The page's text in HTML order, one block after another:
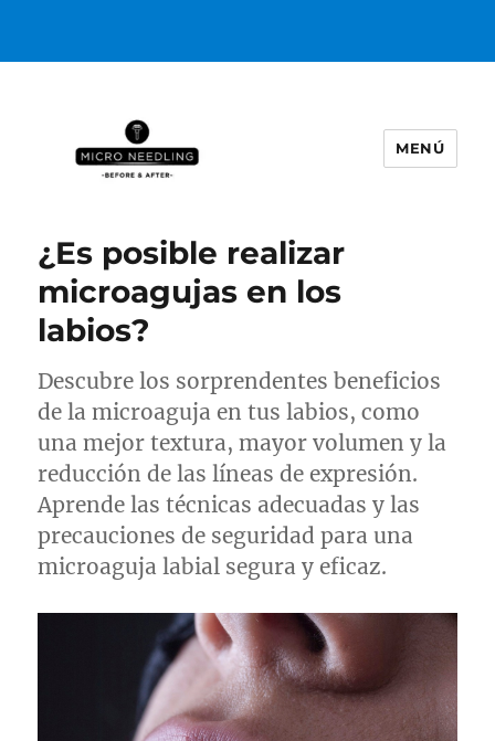
MENÚ
¿Es posible realizar
microagujas en los
labios?
Descubre los sorprendentes beneficios
de la microaguja en tus labios, como
una mejor textura, mayor volumen y la
reducción de las líneas de expresión.
Aprende las técnicas adecuadas y las
precauciones de seguridad para una
microaguja labial segura y eficaz.